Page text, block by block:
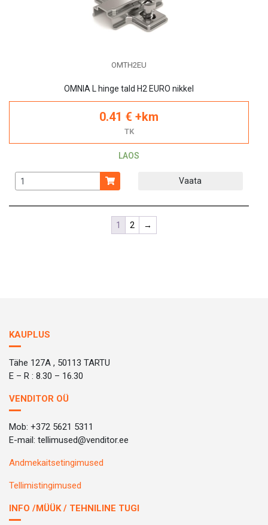
OMTH2EU
OMNIA L hinge tald H2 EURO nikkel
0.41 € +km
TK
LAOS
Vaata
1 2 →
KAUPLUS
Tähe 127A , 50113 TARTU
E – R : 8.30 – 16.30
VENDITOR OÜ
Mob: +372 5621 5311
E-mail: tellimused@venditor.ee
Andmekaitsetingimused
Tellimistingimused
INFO /MÜÜK / TEHNILINE TUGI